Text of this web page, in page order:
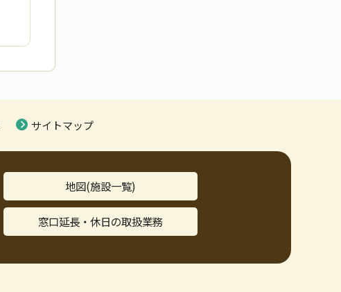
サイトマップ
地図(施設一覧)
窓口延長・休日の取扱業務